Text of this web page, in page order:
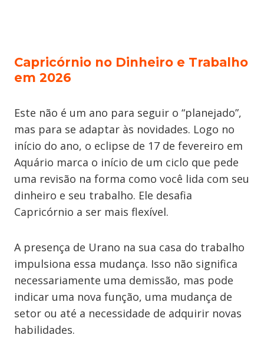
Capricórnio no Dinheiro e Trabalho
em 2026
Este não é um ano para seguir o “planejado”,
mas para se adaptar às novidades. Logo no
início do ano, o eclipse de 17 de fevereiro em
Aquário marca o início de um ciclo que pede
uma revisão na forma como você lida com seu
dinheiro e seu trabalho. Ele desafia
Capricórnio a ser mais flexível.
A presença de Urano na sua casa do trabalho
impulsiona essa mudança. Isso não significa
necessariamente uma demissão, mas pode
indicar uma nova função, uma mudança de
setor ou até a necessidade de adquirir novas
habilidades.